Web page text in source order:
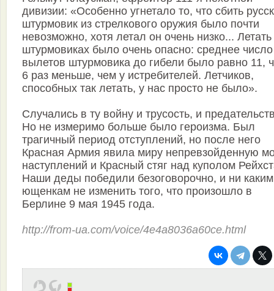
дивизии: «Особенно угнетало то, что сбить
штурмовик из стрелкового оружия было почти
невозможно, хотя летал он очень низко...
штурмовиках было очень опасно: среднее число
вылетов штурмовика до гибели было равно 11,
6 раз меньше, чем у истребителей. Летчиков,
способных так летать, у нас просто не было».
Случались в ту войну и трусость, и
Но не измеримо больше было героизма. Был
трагичный период отступлений, но после него
Красная Армия явила миру непревзойденную
наступлений и Красный стяг над куполом
Наши деды победили безоговорочно, и ни каким
ющенкам не изменить того, что произошло в
Берлине 9 мая 1945 года.
http://from-ua.com/voice/4e4a8036a60ce.html